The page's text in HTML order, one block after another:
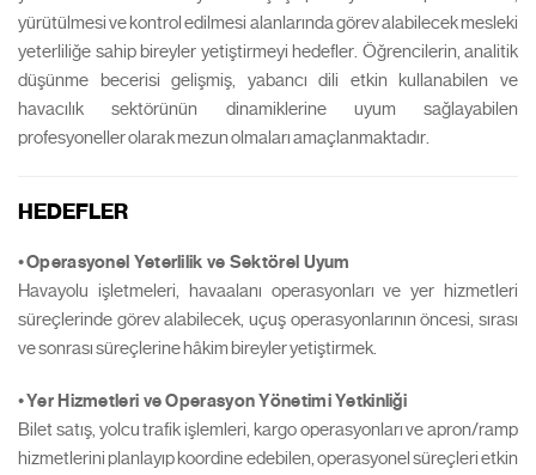
yürütülmesi ve kontrol edilmesi alanlarında görev alabilecek mesleki
yeterliliğe sahip bireyler yetiştirmeyi hedefler. Öğrencilerin, analitik
düşünme becerisi gelişmiş, yabancı dili etkin kullanabilen ve
havacılık sektörünün dinamiklerine uyum sağlayabilen
profesyoneller olarak mezun olmaları amaçlanmaktadır.
HEDEFLER
•Operasyonel Yeterlilik ve Sektörel Uyum
Havayolu işletmeleri, havaalanı operasyonları ve yer hizmetleri
süreçlerinde görev alabilecek, uçuş operasyonlarının öncesi, sırası
ve sonrası süreçlerine hâkim bireyler yetiştirmek.
•Yer Hizmetleri ve Operasyon Yönetimi Yetkinliği
Bilet satış, yolcu trafik işlemleri, kargo operasyonları ve apron/ramp
hizmetlerini planlayıp koordine edebilen, operasyonel süreçleri etkin